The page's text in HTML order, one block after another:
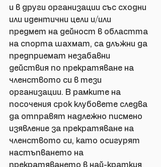
и в други организации със сходни
или идентични цели и/или
предмет на дейност в областта
на спорта шахмат, са длъжни да
предприемат незабавни
действия по прекратяване на
членството си в тези
организации. В рамките на
посочения срок клубовете следва
да отправят надлежно писмено
изявление за прекратяване на
членството си, като осигурят
настъпването на
прекратяването в най-краткия